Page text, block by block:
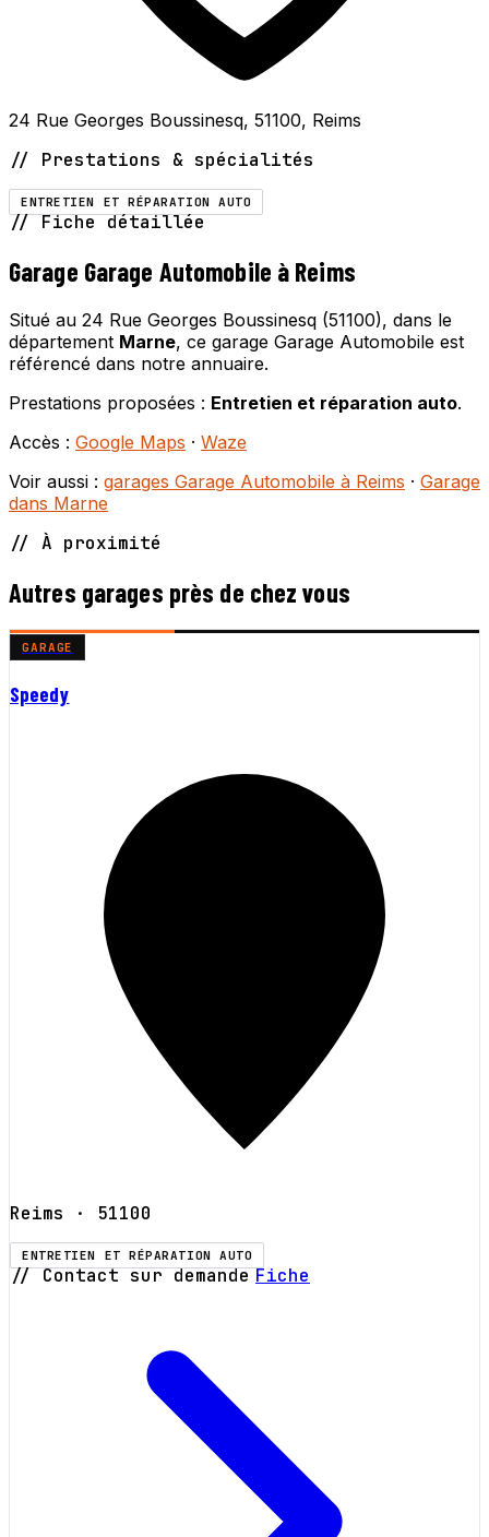
24 Rue Georges Boussinesq, 51100, Reims
// Prestations & spécialités
ENTRETIEN ET RÉPARATION AUTO
// Fiche détaillée
Garage Garage Automobile à Reims
Situé au 24 Rue Georges Boussinesq (51100), dans le
département Marne, ce garage Garage Automobile est
référencé dans notre annuaire.
Prestations proposées : Entretien et réparation auto.
Accès : Google Maps · Waze
Voir aussi : garages Garage Automobile à Reims · Garage
dans Marne
// À proximité
Autres garages près de chez vous
GARAGE
Speedy
Reims · 51100
ENTRETIEN ET RÉPARATION AUTO
// Contact sur demande Fiche